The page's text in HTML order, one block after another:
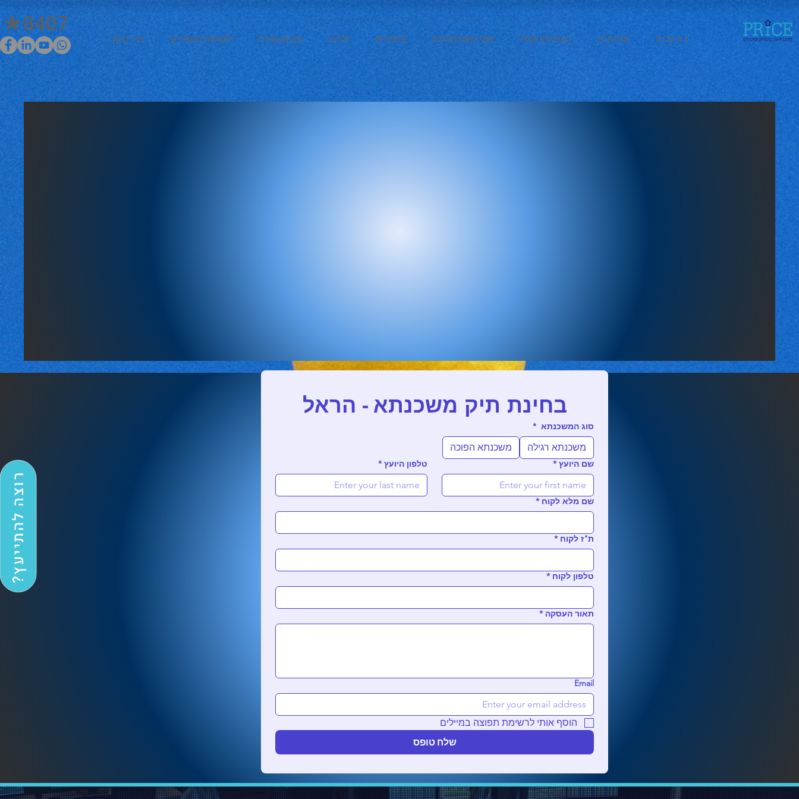
8407
דף הבית אודותינו השירות שלנו סוגי משכנתאות מאמרים גלריה מהתקשורת לקוחות מספרים צרו קשר
רוצה להתייעץ?
בחינת תיק משכנתא - הראל
סוג המשכנתא *
משכנתא רגילה משכנתא הפוכה
שם היועץ * טלפון היועץ *
שם מלא לקוח *
ת"ז לקוח *
טלפון לקוח *
תאור העסקה *
Email
הוסף אותי לרשימת תפוצה במיילים
שלח טופס